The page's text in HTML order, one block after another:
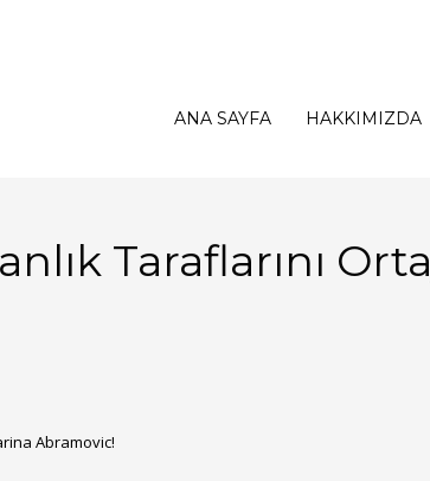
ANA SAYFA HAKKIMIZDA
Taraflarını
Abramovic!